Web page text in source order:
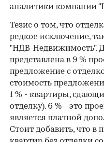
аналитики компании
Тезис о том, что
редкое исключение,
"НДВ-Недвижимость".
представлена в 9 %
предложение с
стоимость
1 % - квартиры,
отделку). 6 % - это
является платной
Стоит добавить, что в